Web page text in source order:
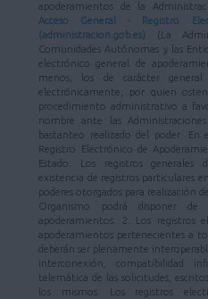
apoderamientos de la
Acceso General - Registro
(administracion.gob.es)
(La
Comunidades Autónomas y las
electrónico general de
menos, los de carácter
electrónicamente, por quien
procedimiento administrativo a
nombre ante las
bastanteo realizado del poder.
Registro Electrónico de
Estado. Los registros
existencia de registros particulares
poderes otorgados para realización
Organismo podrá disponer
apoderamientos. 2. Los registros
apoderamientos pertenecientes a
deberán ser plenamente
interconexión, compatibilidad
telemática de las solicitudes,
los mismos. Los registros